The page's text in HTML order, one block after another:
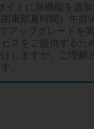
イトに新機能を追加
東部夏時間）午前
アップグレードを
スをご提供するた
しますが、ご理解
。